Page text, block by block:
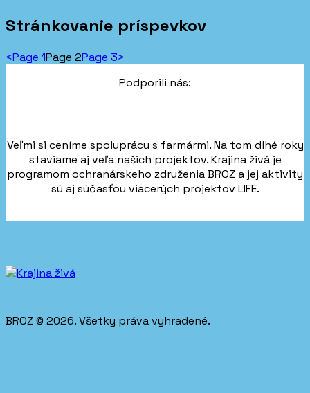
Stránkovanie príspevkov
<Page 1Page 2Page 3>
Podporili nás:
Veľmi si ceníme spoluprácu s farmármi. Na tom dlhé roky
staviame aj veľa našich projektov. Krajina živá je
programom ochranárskeho združenia BROZ a jej aktivity
sú aj súčasťou viacerých projektov LIFE.
BROZ © 2026. Všetky práva vyhradené.